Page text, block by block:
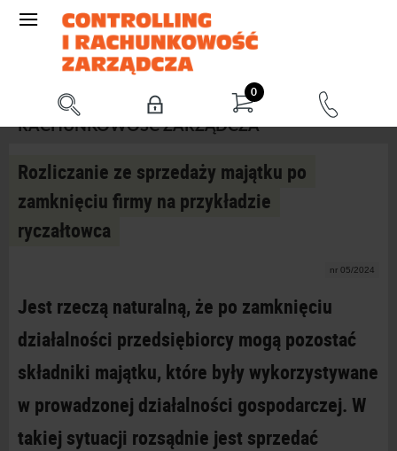
0
RACHUNKOWOŚĆ ZARZĄDCZA
Rozliczanie ze sprzedaży majątku po
zamknięciu firmy na przykładzie
ryczałtowca
nr 05/2024
Jest rzeczą naturalną, że po zamknięciu
działalności przedsiębiorcy mogą pozostać
składniki majątku, które były wykorzystywane
w prowadzonej działalności gospodarczej. W
takiej sytuacji rozsądnie jest sprzedać